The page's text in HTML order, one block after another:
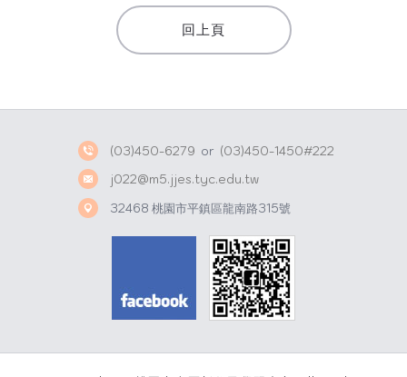
t
o
回上頁
(03)450-6279 or (03)450-1450#222
j022@m5.jjes.tyc.edu.tw
32468 桃園市平鎮區龍南路315號